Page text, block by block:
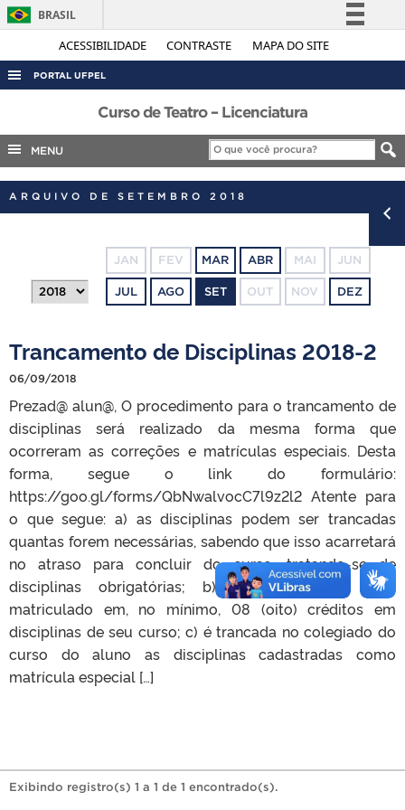
ACESSIBILIDADE CONTRASTE MAPA DO SITE
BRASIL
Simplifique!
Legislação
Canais
PORTAL UFPEL
ACESSO À INFORMAÇÃO
AUDITORIA
COBALTO
CONCURSOS
OUVIDORIA
TELEFONES
Curso de Teatro – Licenciatura
MENU
ARQUIVO DE SETEMBRO 2018
JAN FEV MAR ABR MAI JUN
JUL AGO SET OUT NOV DEZ
Trancamento de Disciplinas 2018-2
06/09/2018
Prezad@ alun@, O procedimento para o trancamento de
disciplinas será realizado da mesma forma que
ocorreram as correções e matrículas especiais. Desta
forma, segue o link do formulário:
https://goo.gl/forms/QbNwalvocC7l9z2l2 Atente para
o que segue: a) as disciplinas podem ser trancadas
quantas forem necessárias, sabendo que isso acarretará
no atraso para concluir do curso, tratando-se de
disciplinas obrigatórias; b) o aluno deve ficar
matriculado em, no mínimo, 08 (oito) créditos em
disciplinas de seu curso; c) é trancada no colegiado do
curso do aluno as disciplinas cadastradas como
matrícula especial […]
Exibindo registro(s) 1 a 1 de 1 encontrado(s).